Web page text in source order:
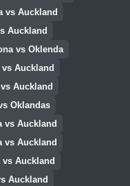
vs Auckland
Auckland
vs Oklenda
vs Auckland
Auckland
Oklandas
vs Auckland
vs Auckland
vs Auckland
Auckland